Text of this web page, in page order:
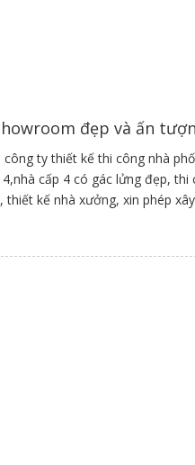
đẹp và ấn
công ty thiết kế thi công nhà
cấp 4 có gác lửng đẹp,
thiết kế nhà xưởng, xin phép
các tỉnh Đồng Nai, Bình Dương,